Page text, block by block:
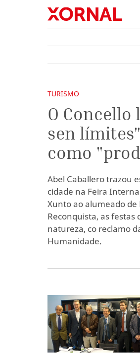
TURISMO
O Concello
sen
como
Abel Caballero trazou
cidade na Feira
Xunto ao alumeado de
Reconquista, as
natureza, co reclamo
Humanidade.